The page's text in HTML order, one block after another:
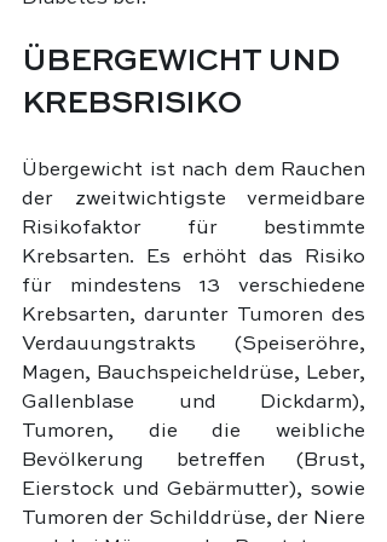
ÜBERGEWICHT UND
KREBSRISIKO
Übergewicht ist nach dem Rauchen
der zweitwichtigste vermeidbare
Risikofaktor für bestimmte
Krebsarten. Es erhöht das Risiko
für mindestens 13 verschiedene
Krebsarten, darunter Tumoren des
Verdauungstrakts (Speiseröhre,
Magen, Bauchspeicheldrüse, Leber,
Gallenblase und Dickdarm),
Tumoren, die die weibliche
Bevölkerung betreffen (Brust,
Eierstock und Gebärmutter), sowie
Tumoren der Schilddrüse, der Niere